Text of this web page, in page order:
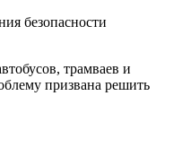
безопасности
трамваев и
призвана решить